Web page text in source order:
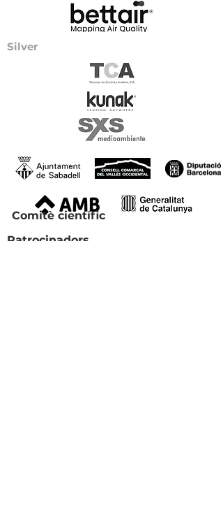
Silver
Comitè científic
Patrocinadors